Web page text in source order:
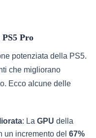
Pro
potenziata della PS5.
che migliorano
Ecco alcune delle
: La GPU della
un incremento del 67%